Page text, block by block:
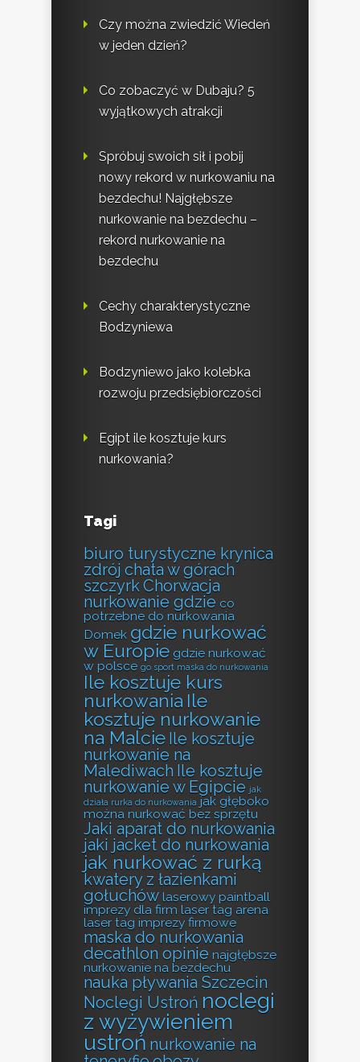
Czy można zwiedzić Wiedeń
w jeden dzień?
Co zobaczyć w Dubaju? 5
wyjątkowych atrakcji
Spróbuj swoich sił i pobij
nowy rekord w nurkowaniu na
bezdechu! Najgłębsze
nurkowanie na bezdechu –
rekord nurkowanie na
bezdechu
Cechy charakterystyczne
Bodzyniewa
Bodzyniewo jako kolebka
rozwoju przedsiębiorczości
Egipt ile kosztuje kurs
nurkowania?
Tagi
biuro turystyczne krynica
zdrój chata w górach
szczyrkChorwacja
nurkowanie gdzie co
potrzebne do nurkowania
Domek gdzie nurkować
w Europie gdzie nurkować
w polsce go sport maska do nurkowania
Ile kosztuje kurs
nurkowania Ile
kosztuje nurkowanie
na Malcie Ile kosztuje
nurkowanie na
Malediwach Ile kosztuje
nurkowanie w Egipcie jak
działa rurka do nurkowania jak głęboko
można nurkować bez sprzętu
Jaki aparat do nurkowania
jaki jacket do nurkowania
jak nurkować z rurką
kwatery z łazienkami
gołuchów laserowy paintball
imprezy dla firm laser tag arena
laser tag imprezy firmowe
maska do nurkowania
decathlon opinie najgłębsze
nurkowanie na bezdechu
nauka pływania Szczecin
Noclegi Ustroń noclegi
z wyżywieniem
ustroń nurkowanie na